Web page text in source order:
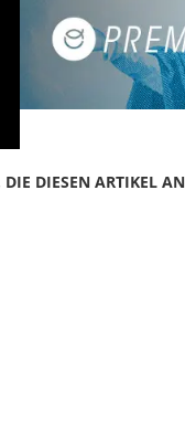
DIESEN ARTIKEL